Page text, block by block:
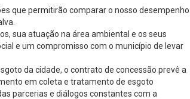
que permitirão comparar o nosso desempenho
sua atuação na área ambiental e os seus
e um compromisso com o município de levar
da cidade, o contrato de concessão prevê a
em coleta e tratamento de esgoto
parcerias e diálogos constantes com a